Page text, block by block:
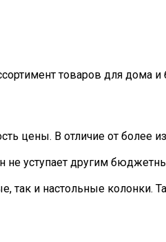
товаров для дома
цены. В отличие от более
не уступает другим
так и настольные